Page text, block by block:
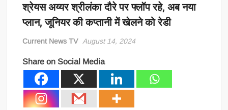
श्रेयस अय्यर श्रीलंका दौरे पर फ्लॉप रहे, अब नया
प्लान, जूनियर की कप्तानी में खेलने को रेडी
Current News TV August 14, 2024
Share on Social Media